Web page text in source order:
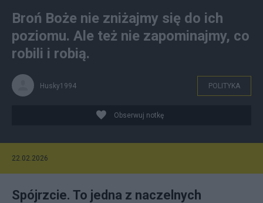
Broń Boże nie zniżajmy się do ich
poziomu. Ale też nie zapominajmy, co
robili i robią.
Husky1994 POLITYKA
Obserwuj notkę
22.02.2026
Spójrzcie. To jedna z naczelnych